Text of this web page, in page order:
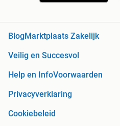
Blog Marktplaats Zakelijk
Veilig en Succesvol
Help en InfoVoorwaarden
Privacyverklaring
Cookiebeleid